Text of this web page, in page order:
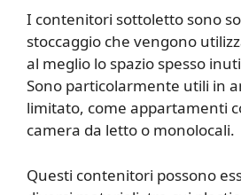
I contenitori sottoletto sono
stoccaggio che vengono
al meglio lo spazio spesso
Sono particolarmente utili in
limitato, come appartamenti
camera da letto o monolocali.
Questi contenitori possono